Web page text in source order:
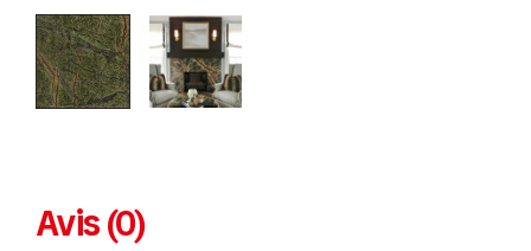
Avis (0)